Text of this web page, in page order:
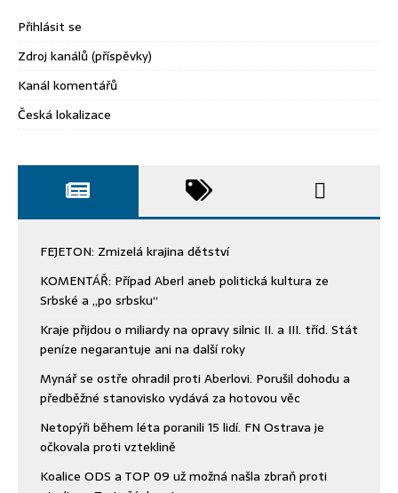
Přihlásit se
Zdroj kanálů (příspěvky)
Kanál komentářů
Česká lokalizace
FEJETON: Zmizelá krajina dětství
KOMENTÁŘ: Případ Aberl aneb politická kultura ze
Srbské a „po srbsku“
Kraje přijdou o miliardy na opravy silnic II. a III. tříd. Stát
peníze negarantuje ani na další roky
Mynář se ostře ohradil proti Aberlovi. Porušil dohodu a
předběžné stanovisko vydává za hotovou věc
Netopýři během léta poranili 15 lidí. FN Ostrava je
očkovala proti vzteklině
Koalice ODS a TOP 09 už možná našla zbraň proti